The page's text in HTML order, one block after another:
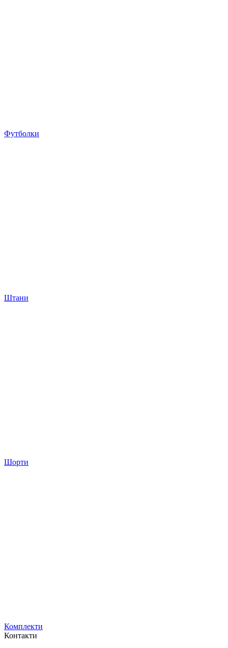
Футболки
Штани
Шорти
Комплекти
Контакти